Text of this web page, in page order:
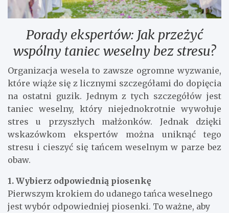
Porady ekspertów: Jak przeżyć
wspólny taniec weselny bez stresu?
Organizacja wesela to zawsze ogromne wyzwanie,
które wiąże się z licznymi szczegółami do dopięcia
na ostatni guzik. Jednym z tych szczegółów jest
taniec weselny, który niejednokrotnie wywołuje
stres u przyszłych małżonków. Jednak dzięki
wskazówkom ekspertów można uniknąć tego
stresu i cieszyć się tańcem weselnym w parze bez
obaw.
1. Wybierz odpowiednią piosenkę
Pierwszym krokiem do udanego tańca weselnego
jest wybór odpowiedniej piosenki. To ważne, aby